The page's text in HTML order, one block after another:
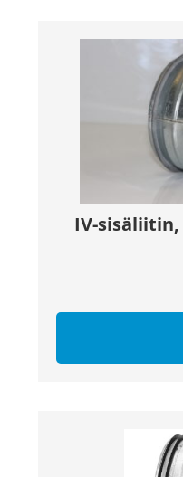
IV-sisäliitin,